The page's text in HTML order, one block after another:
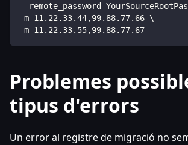
--
-m 11.22.33.44,99.88.77.66 \
-m 11.22.33.55,99.88.77.67
Problemes
tipus d'errors
Un error al registre de migració no